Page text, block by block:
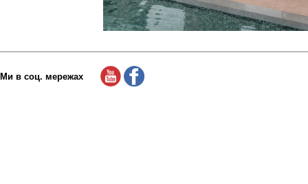
Ми в соц. мережах